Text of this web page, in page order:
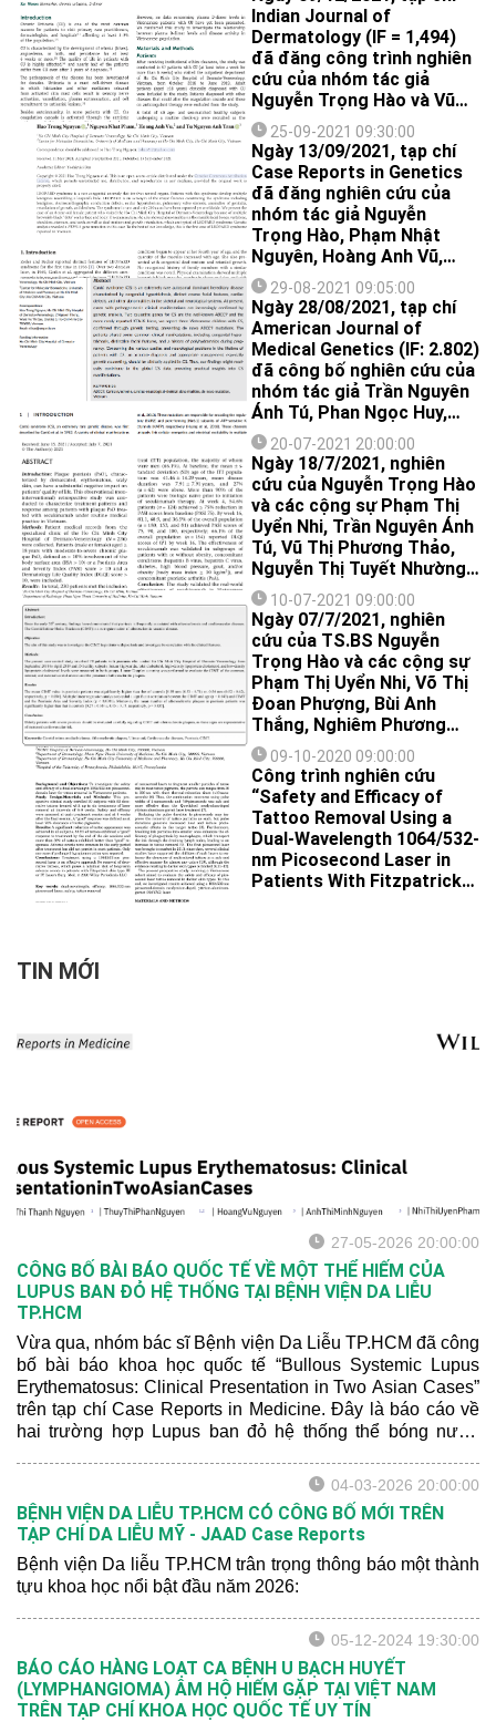
Indian Journal of
Dermatology (IF = 1,494)
đã đăng công trình nghiên
cứu của nhóm tác giả
Nguyễn Trọng Hào và Vũ
Thị Phương Thảo về nồng
độ D-dimer huyết tương ở
bệnh nhân mày đay mạn
tính.
25-09-2021 09:30:00
Ngày 13/09/2021, tạp chí
Case Reports in Genetics
đã đăng nghiên cứu của
nhóm tác giả Nguyễn
Trọng Hào, Phạm Nhật
Nguyên, Hoàng Anh Vũ,
Trần Nguyên Ánh Tú về
trường hợp bệnh nhân mắc
hội chứng “da báo”
LEOPARD đầu tiên được
phát hiện tại Việt Nam.
29-08-2021 09:05:00
Ngày 28/08/2021, tạp chí
American Journal of
Medical Genetics (IF: 2.802)
đã công bố nghiên cứu của
nhóm tác giả Trần Nguyên
Ánh Tú, Phan Ngọc Huy,
Hoàng Anh Vũ, Nguyễn
Trọng Hào về 3 bệnh nhân
mắc hội chứng Cantú đầu
tiên được phát hiện tại Việt
Nam. Đây là tạp chí khoa
học nổi tiếng về di truyền
trong y học của Hoa Kỳ.
20-07-2021 20:00:00
Ngày 18/7/2021, nghiên
cứu của Nguyễn Trọng Hào
và các cộng sự Phạm Thị
Uyển Nhi, Trần Nguyên Ánh
Tú, Vũ Thị Phương Thảo,
Nguyễn Thị Tuyết Nhường
về hiệu quả của thuốc sinh
học secukinumab ở bệnh
nhân vảy nến mảng mức độ
trung bình - nặng đã được
đăng trên tạp chí
Dermatology and Therapy
thuộc nhóm Q1 với chỉ số
IF khá cao (3,264).
10-07-2021 09:00:00
Ngày 07/7/2021, nghiên
cứu của TS.BS Nguyễn
Trọng Hào và các cộng sự
Phạm Thị Uyển Nhi, Võ Thị
Đoan Phượng, Bùi Anh
Thắng, Nghiêm Phương
Thảo về độ dày lớp nội
trung mạc động mạch
cảnh (Carotid Intima-Media
Thickness – CIMT) ở bệnh
nhân vảy nến đã được công
bố trên The Open
Dermatology Journal, một
tạp chí khoa học quốc tế uy
09-10-2020 09:00:00
Công trình nghiên cứu
“Safety and Efficacy of
Tattoo Removal Using a
Dual‐Wavelength 1064/532‐
nm Picosecond Laser in
Patients With Fitzpatrick
TIN MỚI
27-05-2026 20:00:00
CÔNG BỐ BÀI BÁO QUỐC TẾ VỀ MỘT THỂ HIẾM CỦA
LUPUS BAN ĐỎ HỆ THỐNG TẠI BỆNH VIỆN DA LIỄU
TP.HCM
Vừa qua, nhóm bác sĩ Bệnh viện Da Liễu TP.HCM đã công
bố bài báo khoa học quốc tế “Bullous Systemic Lupus
Erythematosus: Clinical Presentation in Two Asian Cases”
trên tạp chí Case Reports in Medicine. Đây là báo cáo về
hai trường hợp Lupus ban đỏ hệ thống thể bóng nước
bệnh hiếm gặp trong nhóm bệnh lý tự miễn có biểu hiện
bóng nước trên da và niêm mạc.
04-03-2026 20:00:00
BỆNH VIỆN DA LIỄU TP.HCM CÓ CÔNG BỐ MỚI TRÊN
TẠP CHÍ DA LIỄU MỸ - JAAD Case Reports
Bệnh viện Da liễu TP.HCM trân trọng thông báo một thành
tựu khoa học nổi bật đầu năm 2026:
05-12-2024 19:30:00
BÁO CÁO HÀNG LOẠT CA BỆNH U BẠCH HUYẾT
(LYMPHANGIOMA) ÂM HỘ HIẾM GẶP TẠI VIỆT NAM
TRÊN TẠP CHÍ KHOA HỌC QUỐC TẾ UY TÍN